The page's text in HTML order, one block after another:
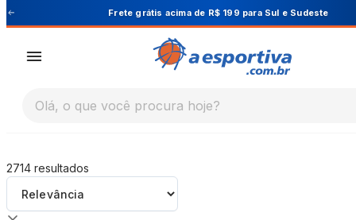
A Esportiva Frete grátis acima de R$ 199 para Sul e Sudeste
Olá, o que você procura hoje?
2714 resultados